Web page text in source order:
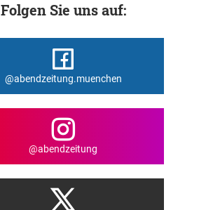
Folgen Sie uns auf:
@abendzeitung.muenchen
@abendzeitung